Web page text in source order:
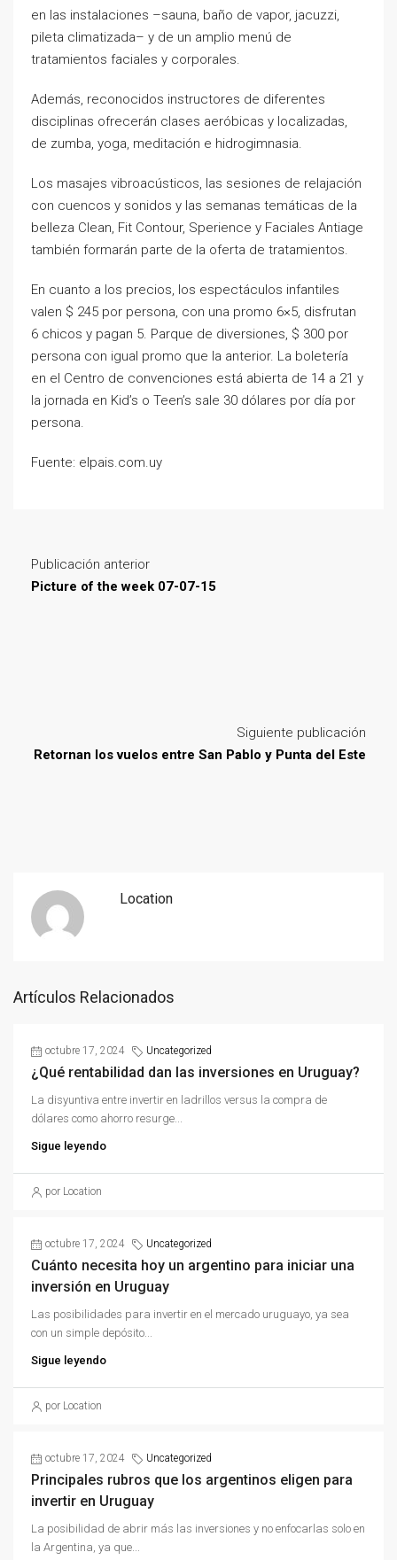
en las instalaciones –sauna, baño de vapor, jacuzzi,
pileta climatizada– y de un amplio menú de
tratamientos faciales y corporales.
Además, reconocidos instructores de diferentes
disciplinas ofrecerán clases aeróbicas y localizadas,
de zumba, yoga, meditación e hidrogimnasia.
Los masajes vibroacústicos, las sesiones de relajación
con cuencos y sonidos y las semanas temáticas de la
belleza Clean, Fit Contour, Sperience y Faciales Antiage
también formarán parte de la oferta de tratamientos.
En cuanto a los precios, los espectáculos infantiles
valen $ 245 por persona, con una promo 6×5, disfrutan
6 chicos y pagan 5. Parque de diversiones, $ 300 por
persona con igual promo que la anterior. La boletería
en el Centro de convenciones está abierta de 14 a 21 y
la jornada en Kid’s o Teen’s sale 30 dólares por día por
persona.
Fuente: elpais.com.uy
Publicación anterior
Picture of the week 07-07-15
Siguiente publicación
Retornan los vuelos entre San Pablo y Punta del Este
Location
Artículos Relacionados
octubre 17, 2024 Uncategorized
¿Qué rentabilidad dan las inversiones en Uruguay?
La disyuntiva entre invertir en ladrillos versus la compra de
dólares como ahorro resurge...
Sigue leyendo
por Location
octubre 17, 2024 Uncategorized
Cuánto necesita hoy un argentino para iniciar una
inversión en Uruguay
Las posibilidades para invertir en el mercado uruguayo, ya sea
con un simple depósito...
Sigue leyendo
por Location
octubre 17, 2024 Uncategorized
Principales rubros que los argentinos eligen para
invertir en Uruguay
La posibilidad de abrir más las inversiones y no enfocarlas solo en
la Argentina, ya que...